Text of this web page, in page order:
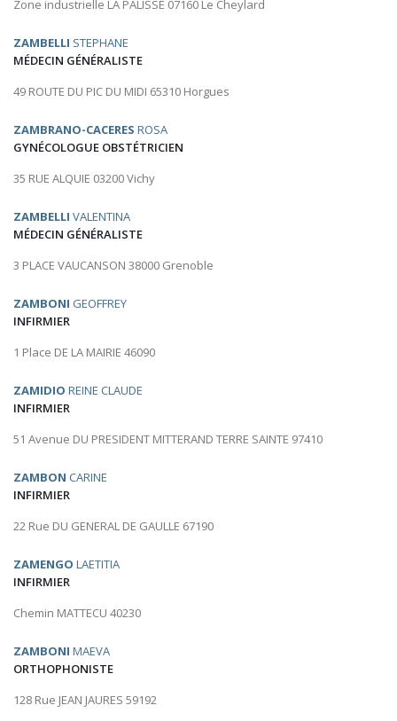
Zone industrielle LA PALISSE 07160 Le Cheylard
ZAMBELLI STEPHANE
MÉDECIN GÉNÉRALISTE
49 ROUTE DU PIC DU MIDI 65310 Horgues
ZAMBRANO-CACERES ROSA
GYNÉCOLOGUE OBSTÉTRICIEN
35 RUE ALQUIE 03200 Vichy
ZAMBELLI VALENTINA
MÉDECIN GÉNÉRALISTE
3 PLACE VAUCANSON 38000 Grenoble
ZAMBONI GEOFFREY
INFIRMIER
1 Place DE LA MAIRIE 46090
ZAMIDIO REINE CLAUDE
INFIRMIER
51 Avenue DU PRESIDENT MITTERAND TERRE SAINTE 97410
ZAMBON CARINE
INFIRMIER
22 Rue DU GENERAL DE GAULLE 67190
ZAMENGO LAETITIA
INFIRMIER
Chemin MATTECU 40230
ZAMBONI MAEVA
ORTHOPHONISTE
128 Rue JEAN JAURES 59192